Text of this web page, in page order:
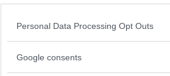
Personal Data Processing Opt Outs
Google consents